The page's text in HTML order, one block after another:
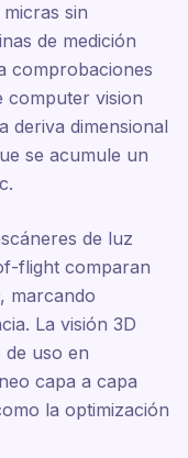
sin
de medición
comprobaciones
computer vision
deriva dimensional
se acumule un
de luz
flight comparan
marcando
La visión 3D
de uso en
capa a capa
la optimización